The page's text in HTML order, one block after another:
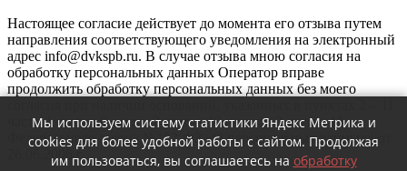
Настоящее согласие действует до момента его отзыва путем
направления соответствующего уведомления на электронный
адрес info@dvkspb.ru. В случае отзыва мною согласия на
обработку персональных данных Оператор вправе
продолжить обработку персональных данных без моего
части 1 статьи 6, части 2 статьи 10 и части 2 статьи 11
Федерального закона №152-ФЗ «О персональных данных» от
26.06.2006 г.
Мы используем систему статистики Яндекс Метрика и
cookies для более удобной работы с сайтом. Продолжая
им пользоваться, вы соглашаетесь на обработку